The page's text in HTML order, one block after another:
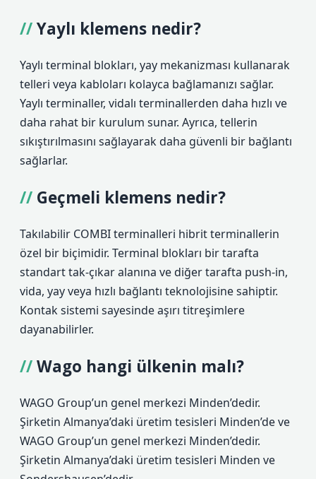
Yaylı klemens nedir?
Yaylı terminal blokları, yay mekanizması kullanarak
telleri veya kabloları kolayca bağlamanızı sağlar.
Yaylı terminaller, vidalı terminallerden daha hızlı ve
daha rahat bir kurulum sunar. Ayrıca, tellerin
sıkıştırılmasını sağlayarak daha güvenli bir bağlantı
sağlarlar.
Geçmeli klemens nedir?
Takılabilir COMBI terminalleri hibrit terminallerin
özel bir biçimidir. Terminal blokları bir tarafta
standart tak-çıkar alanına ve diğer tarafta push-in,
vida, yay veya hızlı bağlantı teknolojisine sahiptir.
Kontak sistemi sayesinde aşırı titreşimlere
dayanabilirler.
Wago hangi ülkenin malı?
WAGO Group’un genel merkezi Minden’dedir.
Şirketin Almanya’daki üretim tesisleri Minden’de ve
WAGO Group’un genel merkezi Minden’dedir.
Şirketin Almanya’daki üretim tesisleri Minden ve